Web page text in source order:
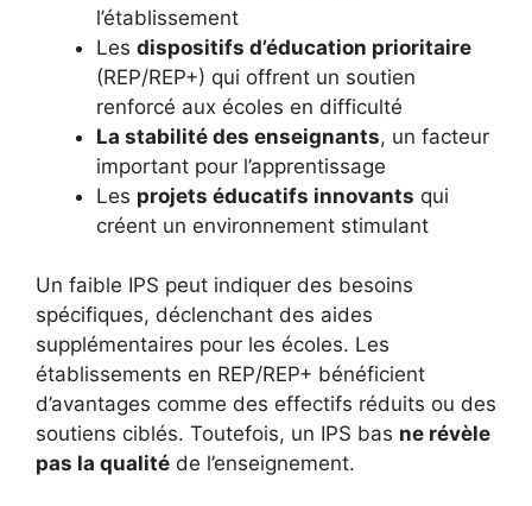
l’établissement
Les dispositifs d’éducation prioritaire
(REP/REP+) qui offrent un soutien
renforcé aux écoles en difficulté
La stabilité des enseignants, un facteur
important pour l’apprentissage
Les projets éducatifs innovants qui
créent un environnement stimulant
Un faible IPS peut indiquer des besoins
spécifiques, déclenchant des aides
supplémentaires pour les écoles. Les
établissements en REP/REP+ bénéficient
d’avantages comme des effectifs réduits ou des
soutiens ciblés. Toutefois, un IPS bas ne révèle
pas la qualité de l’enseignement.